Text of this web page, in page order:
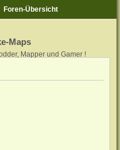
Foren-Übersicht
Maps
Mapper und Gamer !